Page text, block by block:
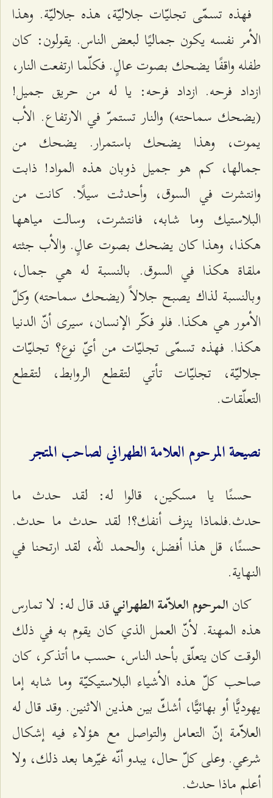
فهذه تسمّى تجليّات جلاليّة، هذه جلاليّة. وهذا
الأمر نفسه يكون جماليًا لبعض الناس. يقولون: كان
طفله واقفًا يضحك بصوت عالٍ. فكلّما ارتفعت النار،
ازداد فرحه. ازداد فرحه: يا له من حريق جميل!
(يضحك سماحته) والنار تستمرّ في الارتفاع. الأب
يموت، وهذا يضحك باستمرار. يضحك من
جمالها، كم هو جميل ذوبان هذه المواد! ذابت
وانتشرت في السوق، وأحدثت سيلًا. كانت من
البلاستيك وما شابه، فانتشرت، وسالت مياهها
هكذا، وهذا كان يضحك بصوت عالٍ. والأب جثته
ملقاة هكذا في السوق. بالنسبة له هي جمال،
وبالنسبة لذاك يصبح جلالاً (يضحك سماحته) وكلّ
الأمور هي هكذا. فلو فكّر الإنسان، سيرى أنّ الدنيا
هكذا. فهذه تسمّى تجليّات من أيّ نوع؟ تجليّات
جلاليّة، تجليّات تأتي لتقطع الروابط، لتقطع
التعلّقات.
نصيحة المرحوم العلامة الطهراني لصاحب المتجر
حسنًا يا مسكين، قالوا له: لقد حدث ما
حدث.فلماذا ينزف أنفك؟! لقد حدث ما حدث.
حسنًا، قل هذا أفضل، والحمد للّه، لقد ارتحنا في
النهاية.
كانالمرحوم العلاّمة الطهرانيقد قال له: لا تمارس
هذه المهنة. لأنّ العمل الذي كان يقوم به في ذلك
الوقت كان يتعلّق بأحد الناس، حسب ما أتذكر، كان
صاحب كلّ هذه الأشياء البلاستيكيّة وما شابه إما
يهوديًّا أو بهائيًّا، أشكّ بين هذين الاثنين. وقد قال له
العلاّمة إنّ التعامل والتواصل مع هؤلاء فيه إشكال
شرعي. وعلى كلّ حال، يبدو أنّه غيّرها بعد ذلك، ولا
أعلم ماذا حدث.